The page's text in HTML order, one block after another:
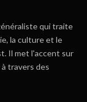
qui traite
la culture et le
Il met l'accent sur
travers des